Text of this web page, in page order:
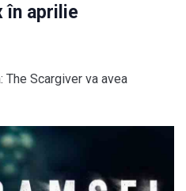
în aprilie
The Scargiver va avea